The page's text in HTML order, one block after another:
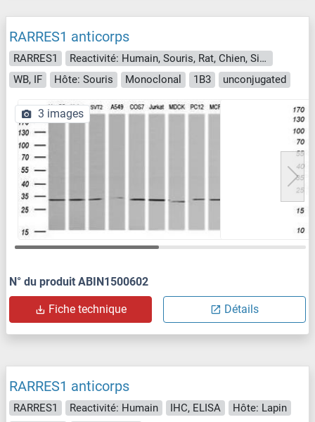
RARRES1 anticorps
RARRES1
Reactivité: Humain, Souris, Rat, Chien, Singe
WB, IF
Hôte: Souris Monoclonal 1B3 unconjugated
3 images
N° du produit ABIN1500602
Fiche technique Détails
RARRES1 anticorps
RARRES1 Reactivité: Humain IHC, ELISA
Hôte: Lapin